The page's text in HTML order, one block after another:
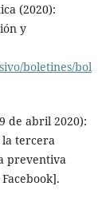
(2020):
y
boletines/bol
de abril 2020):
la tercera
preventiva